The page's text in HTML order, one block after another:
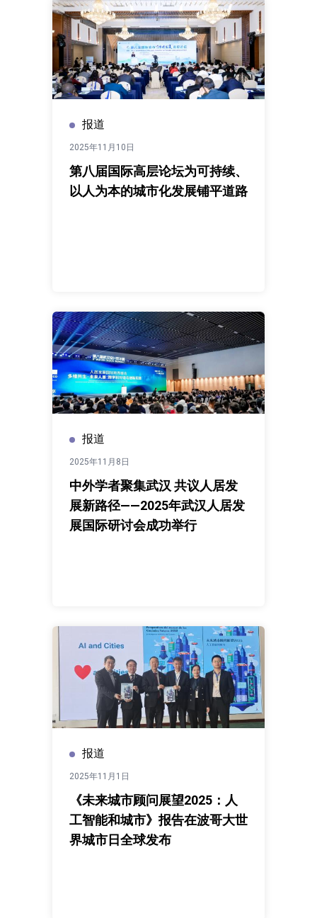
报道
2025年11月10日
第八届国际高层论坛为可持续、
以人为本的城市化发展铺平道路
报道
2025年11月8日
中外学者聚集武汉 共议人居发
展新路径——2025年武汉人居发
展国际研讨会成功举行
报道
2025年11月1日
《未来城市顾问展望2025：人
工智能和城市》报告在波哥大世
界城市日全球发布